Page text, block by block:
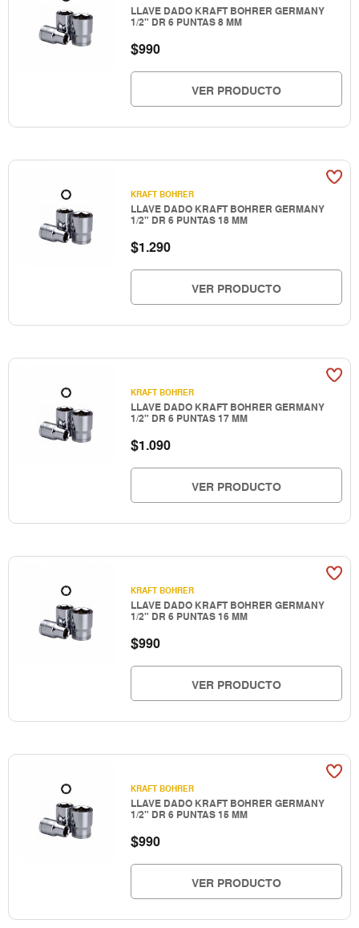
LLAVE DADO KRAFT BOHRER GERMANY
1/2" DR 6 PUNTAS 8 MM
$990
VER PRODUCTO
KRAFT BOHRER
LLAVE DADO KRAFT BOHRER GERMANY
1/2" DR 6 PUNTAS 18 MM
$1.290
VER PRODUCTO
KRAFT BOHRER
LLAVE DADO KRAFT BOHRER GERMANY
1/2" DR 6 PUNTAS 17 MM
$1.090
VER PRODUCTO
KRAFT BOHRER
LLAVE DADO KRAFT BOHRER GERMANY
1/2" DR 6 PUNTAS 16 MM
$990
VER PRODUCTO
KRAFT BOHRER
LLAVE DADO KRAFT BOHRER GERMANY
1/2" DR 6 PUNTAS 15 MM
$990
VER PRODUCTO